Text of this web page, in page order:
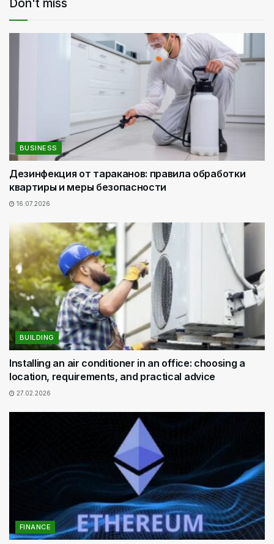
Don't miss
BUSINESS
Дезинфекция от тараканов: правила обработки
квартиры и меры безопасности
16.07.2026
BUILDING
Installing an air conditioner in an office: choosing a
location, requirements, and practical advice
27.02.2026
FINANCE